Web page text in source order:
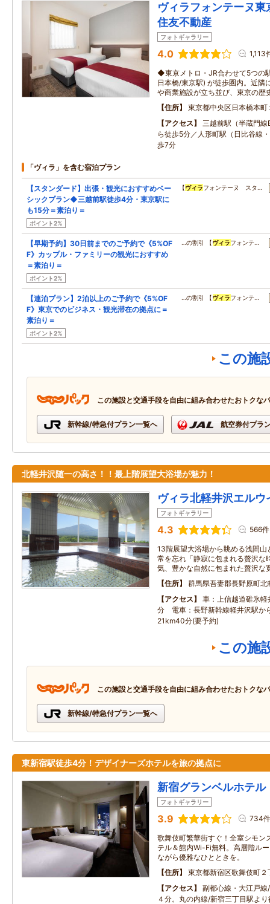
ヴィラフォンテーヌ
住友不動産
フォトギャラリー
4.0 1,113
◆東京メトロ・JR合わせて5つの
日本橋/東京駅) が徒歩圏内。近隣
や商業施設が立ち並び、東京の歴
住所
東京都中央区日本橋本町
アクセス
三越前駅（半蔵門
ら徒歩5分／人形町駅（日比谷線
歩7分
「ヴィラ」を含む宿泊プラン
【スタンダード】出張・観光におすすめベー
シックプラン◆三越前駅徒歩4分・東京駅に
も15分＝素泊り＝
ポイント2%
【ヴィラフォンテーヌ スタ…
【早期予約】30日前までのご予約で《5%OF
F》カップル・ファミリーの観光におすすめ
＝素泊り＝
ポイント2%
…の割引 【ヴィラフォンテ…
【連泊プラン】2泊以上のご予約で《5%OF
F》東京でのビジネス・観光滞在の拠点に＝
素泊り＝
ポイント2%
…の割引 【ヴィラフォンテ…
この施
この施設と交通手段を自由に組み合わせたおトクな
新幹線/特急付プラン一覧へ 航空券付プラ
北軽井沢随一の高さ！！最上階展望大浴場が魅力！
ヴィラ北軽井沢エルウ
フォトギャラリー
4.3 566件
13階展望大浴場から眺める浅間
常を忘れ「静寂に包まれる贅沢な
気、豊かな自然に包まれた贅沢な
住所
群馬県吾妻郡長野原町
アクセス
車：上信越道碓氷
分 電車：長野新幹線軽井沢駅か
21km40分(要予約)
この施
この施設と交通手段を自由に組み合わせたおトクな
新幹線/特急付プラン一覧へ
東新宿駅徒歩4分！デザイナーズホテルを旅の拠点に
新宿グランベルホテル
フォトギャラリー
3.9 734件
歌舞伎町繁華街すぐ！全室シモン
テル＆館内Wi-Fi無料。高層階ル
ながら優雅なひとときを。
住所
東京都新宿区歌舞伎町
アクセス
副都心線・大江戸
４分。丸の内線/新宿三丁目駅よ